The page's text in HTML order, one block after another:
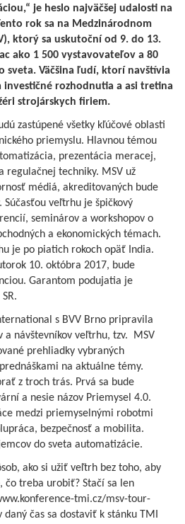
je heslo najväčšej udalosti na
rok sa na Medzinárodnom
ktorý sa uskutoční od 9. do 13.
ako 1 500 vystavovateľov a 80
sveta. Väčšina ľudí, ktorí navštívia
investičné rozhodnutia a asi tretina
strojárskych firiem.
zastúpené všetky kľúčové oblasti
priemyslu. Hlavnou témou
prezentácia meracej,
regulačnej techniky. MSV už
médiá, akreditovaných bude
veľtrhu je špičkový
seminárov a workshopov o
a ekonomických témach.
je po piatich rokoch opäť India.
10. októbra 2017, bude
Garantom podujatia je
s BVV Brno pripravila
a návštevníkov veľtrhu, tzv. MSV
prehliadky vybraných
na aktuálne témy.
z troch trás. Prvá sa bude
a nesie názov Priemysel 4.0.
medzi priemyselnými robotmi
bezpečnosť a mobilita.
do sveta automatizácie.
ako si užiť veľtrh bez toho, aby
čo treba urobiť? Stačí sa len
tmi.cz/msv-tour-
čas sa dostaviť k stánku TMI